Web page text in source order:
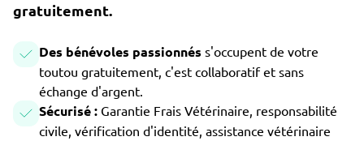
gratuitement.
Des bénévoles passionnés s'occupent de votre
toutou gratuitement, c'est collaboratif et sans
échange d'argent.
Sécurisé : Garantie Frais Vétérinaire, responsabilité
civile, vérification d'identité, assistance vétérinaire